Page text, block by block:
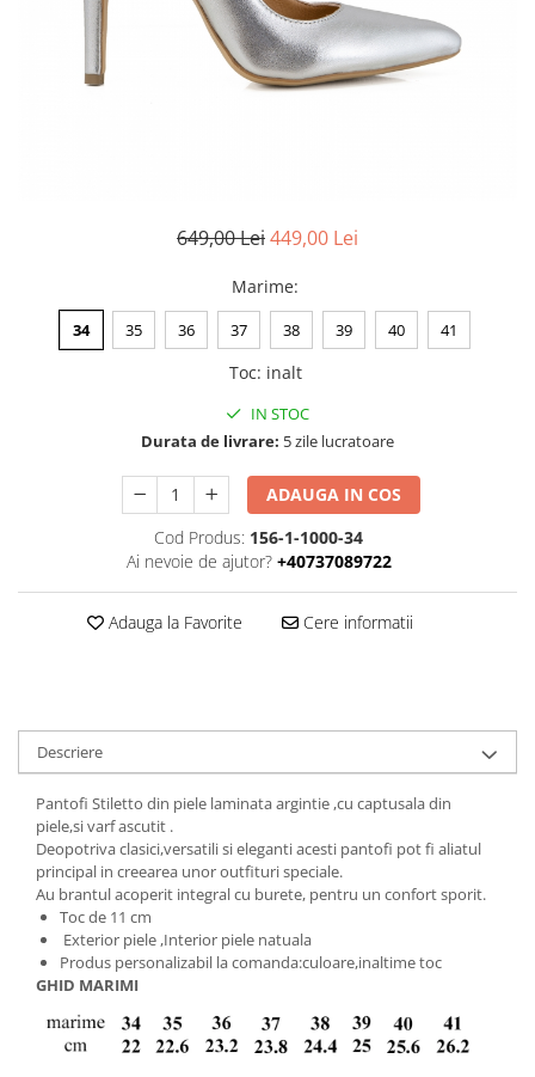
649,00 Lei449,00 Lei
Marime:
34 35 36 37 38 39 40 41
Toc: inalt
IN STOC
Durata de livrare: 5 zile lucratoare
ADAUGA IN COS
Cod Produs: 156-1-1000-34
Ai nevoie de ajutor? +40737089722
Adauga la Favorite Cere informatii
Descriere
Pantofi Stiletto din piele laminata argintie ,cu captusala din
piele,si varf ascutit .
Deopotriva clasici,versatili si eleganti acesti pantofi pot fi aliatul
principal in creearea unor outfituri speciale.
Au brantul acoperit integral cu burete, pentru un confort sporit.
Toc de 11 cm
Exterior piele ,Interior piele natuala
Produs personalizabil la comanda:culoare,inaltime toc
GHID MARIMI